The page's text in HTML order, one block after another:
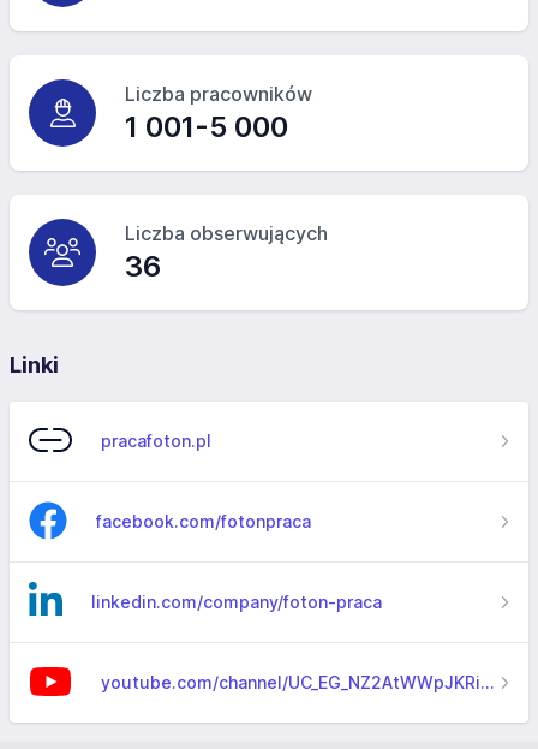
Liczba pracowników
1 001-5 000
Liczba obserwujących
36
Linki
pracafoton.pl
facebook.com/fotonpraca
linkedin.com/company/foton-praca
youtube.com/channel/UC_EG_NZ2AtWWpJKRiNukrpA/videos